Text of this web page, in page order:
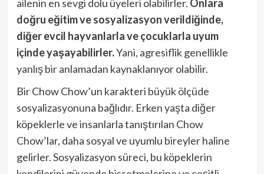
ailenin en sevgi dolu üyeleri olabilirler. Onlara
doğru eğitim ve sosyalizasyon verildiğinde,
diğer evcil hayvanlarla ve çocuklarla uyum
içinde yaşayabilirler.Yani, agresiflik genellikle
yanlış bir anlamadan kaynaklanıyor olabilir.
Bir Chow Chow’un karakteri büyük ölçüde
sosyalizasyonuna bağlıdır. Erken yaşta diğer
köpeklerle ve insanlarla tanıştırılan Chow
Chow’lar, daha sosyal ve uyumlu bireyler haline
gelirler. Sosyalizasyon süreci, bu köpeklerin